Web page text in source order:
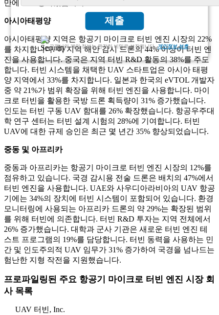
제출
고객님의 개인 정보는 완전히 비밀로 보장됩니다.개인정보 보호
만에 36% 증가했습니다.
아시아태평양
아시아태평양 지역은 항공기 마이크로 터빈 엔진 시장의 22%
를 차지합니다. 이 지역 해안 감시 드론의 44% 이상이 터빈 엔
진을 사용합니다. 중국은 지역 터빈 R&D 활동의 38%를 주도
합니다. 터빈 시스템을 채택한 UAV 스타트업은 아시아 태평
양 지역에서 33%를 차지합니다. 일본과 한국의 eVTOL 개발자
중 약 21%가 범위 확장을 위해 터빈 엔진을 사용합니다. 마이
크로 터빈을 활용한 국방 드론 획득량이 31% 증가했습니다.
인도는 터빈 구동 UAV 함대를 26% 확장했습니다. 항공우주대
학 연구 센터는 터빈 설계 시험의 28%에 기여합니다. 터빈
UAV에 대한 규제 승인은 최근 몇 년간 35% 향상되었습니다.
중동 및 아프리카
중동과 아프리카는 항공기 마이크로 터빈 엔진 시장의 12%를
점유하고 있습니다. 국경 감시용 전술 드론은 배치의 47%에서
터빈 엔진을 사용합니다. UAE와 사우디아라비아의 UAV 항공
기에는 34%의 장치에 터빈 시스템이 포함되어 있습니다. 환경
모니터링에 사용되는 아프리카 드론의 약 29%는 확장된 범위
를 위해 터빈에 의존합니다. 터빈 R&D 투자는 지역 전체에서
26% 증가했습니다. 대학과 군사 기관은 새로운 터빈 엔진 테
스트 프로그램의 19%를 담당합니다. 터빈 동력을 사용하는 민
간 및 인도주의적 UAV 임무가 31% 증가하여 국경을 넘나드는
험난한 지형 작전을 지원했습니다.
프로파일링된 주요 항공기 마이크로 터빈 엔진 시장 회
사 목록
UAV 터빈, Inc.